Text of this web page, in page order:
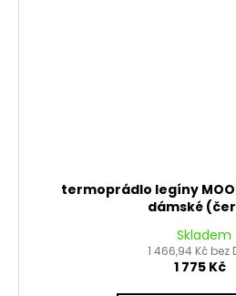
termoprádlo legíny
dámské
Skladem
1 466,94 Kč bez
1 775 Kč